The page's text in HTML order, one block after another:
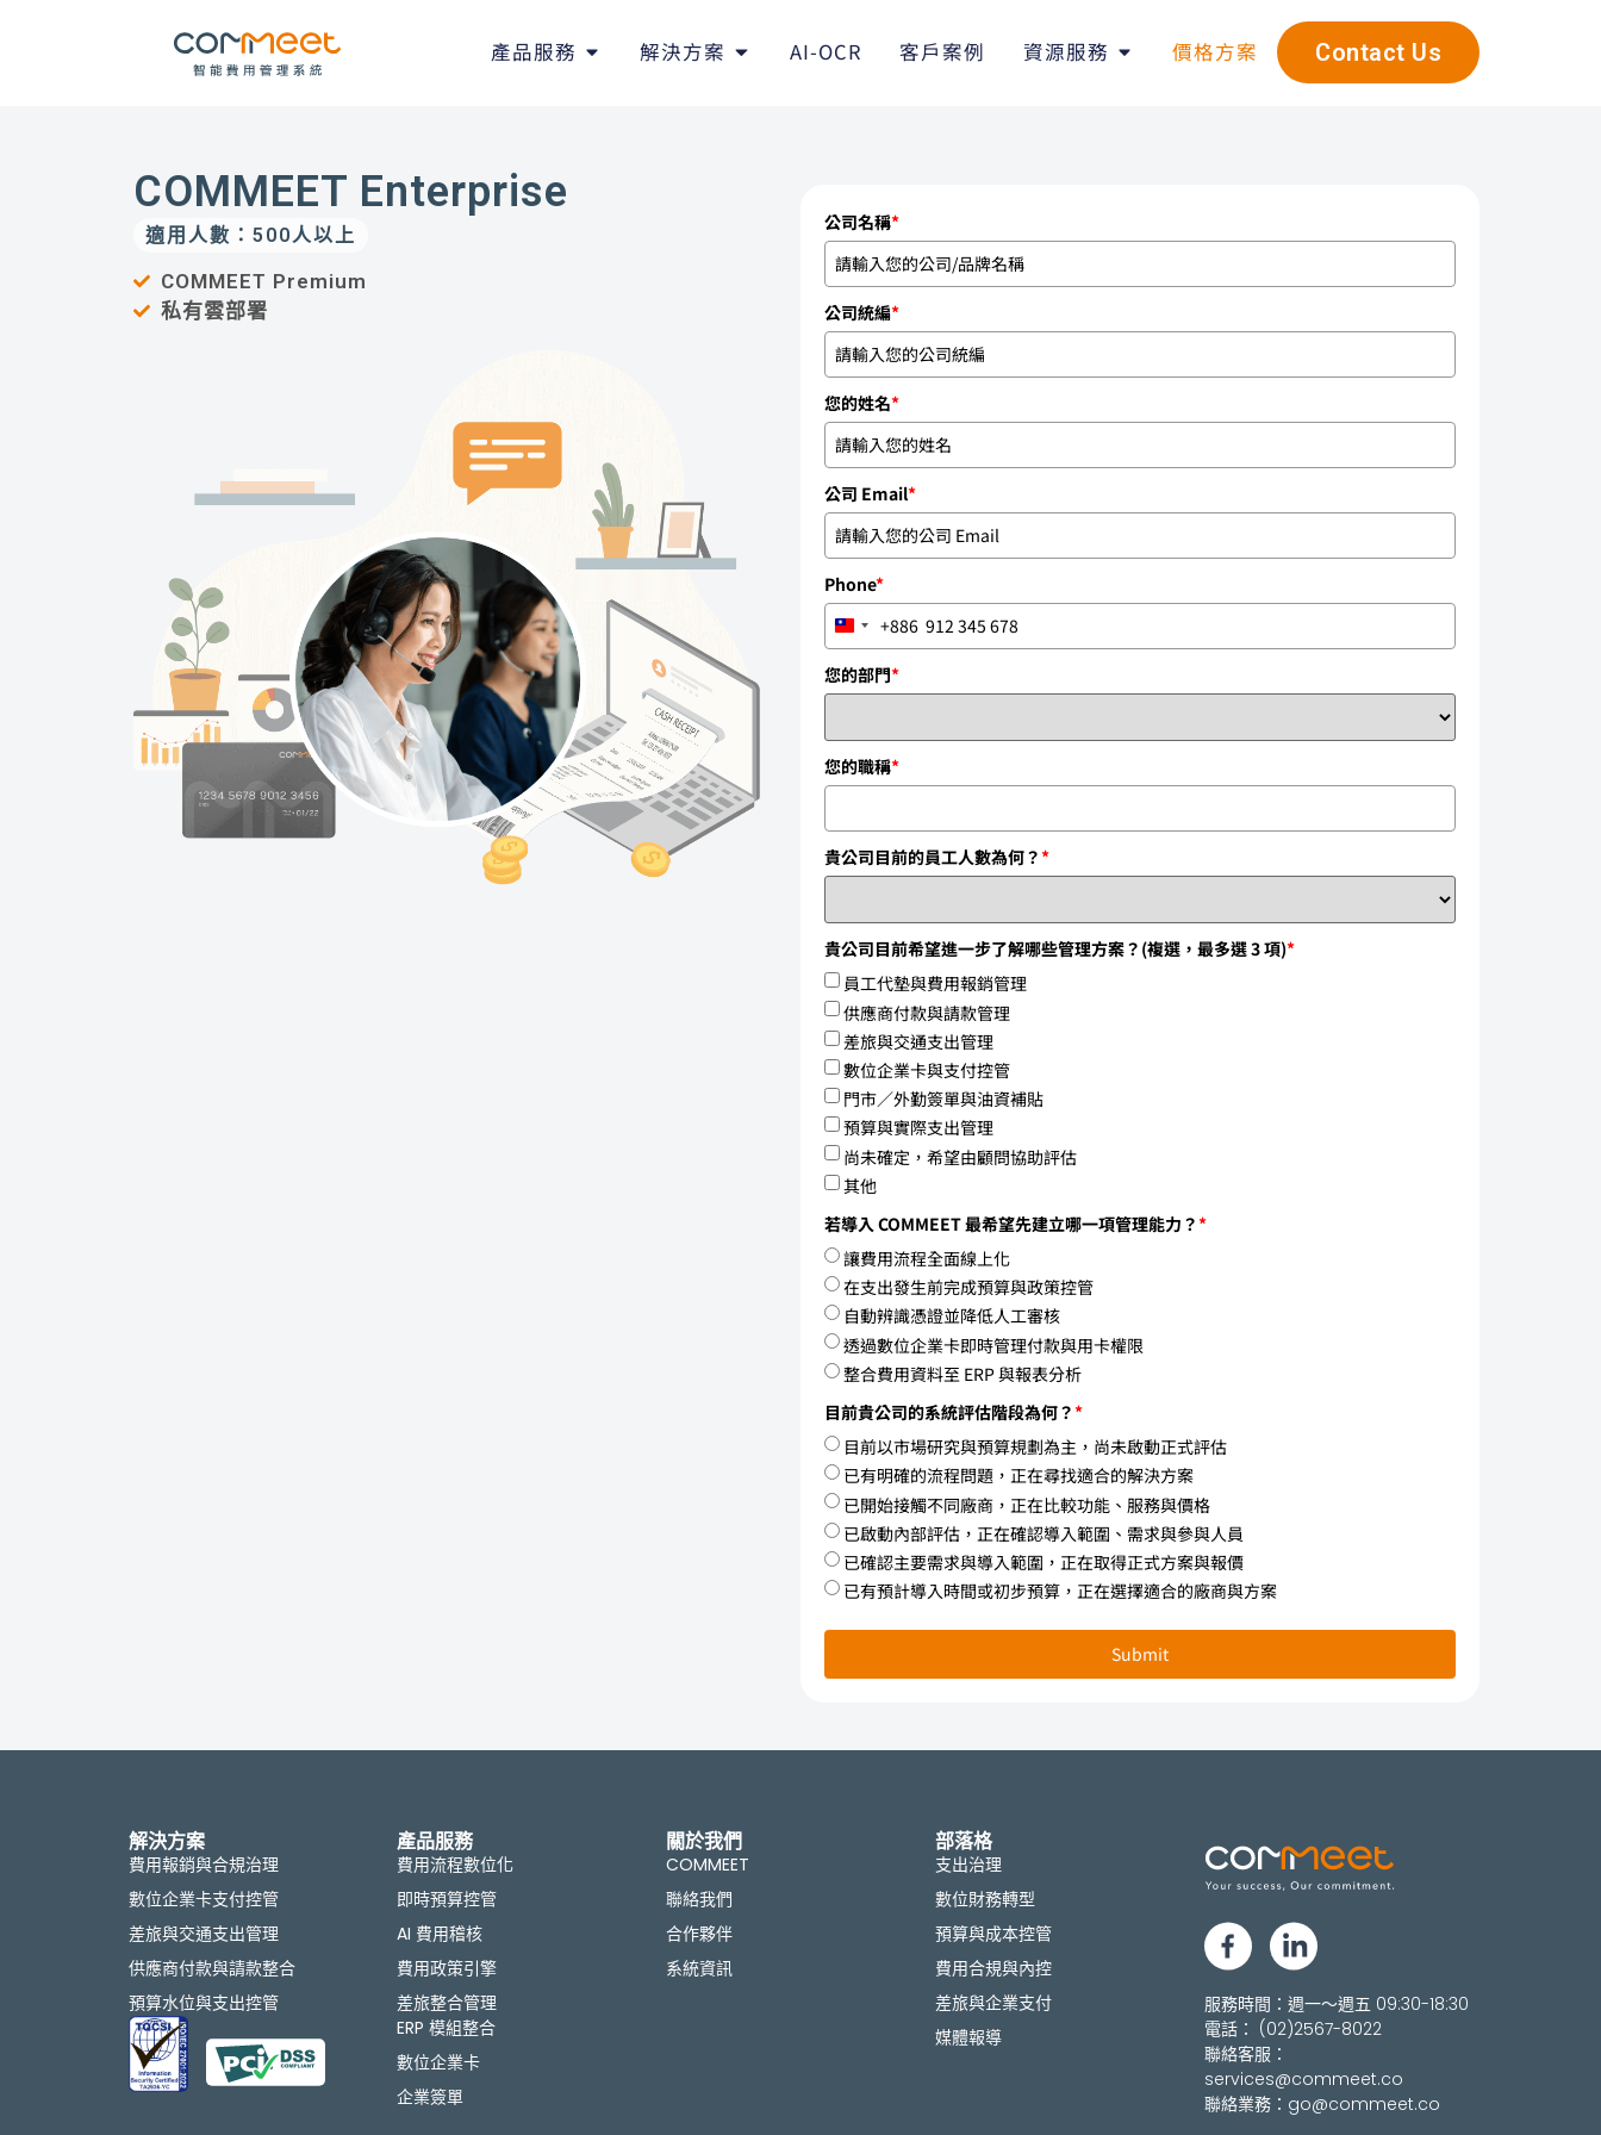
產品服務 解決方案 AI-OCR 客戶案例 資源服務 價格方案 Contact Us
COMMEET Enterprise
適用人數：500人以上
COMMEET Premium
私有雲部署
公司名稱*
公司統編*
您的姓名*
公司 Email*
Phone*
Taiwan +886
+886
您的部門*
您的職稱*
貴公司目前的員工人數為何？*
貴公司目前希望進一步了解哪些管理方案？(複選，最多選 3 項)*
員工代墊與費用報銷管理
供應商付款與請款管理
差旅與交通支出管理
數位企業卡與支付控管
門市／外勤簽單與油資補貼
預算與實際支出管理
尚未確定，希望由顧問協助評估
其他
若導入 COMMEET 最希望先建立哪一項管理能力？*
讓費用流程全面線上化
在支出發生前完成預算與政策控管
自動辨識憑證並降低人工審核
透過數位企業卡即時管理付款與用卡權限
整合費用資料至 ERP 與報表分析
目前貴公司的系統評估階段為何？*
目前以市場研究與預算規劃為主，尚未啟動正式評估
已有明確的流程問題，正在尋找適合的解決方案
已開始接觸不同廠商，正在比較功能、服務與價格
已啟動內部評估，正在確認導入範圍、需求與參與人員
已確認主要需求與導入範圍，正在取得正式方案與報價
已有預計導入時間或初步預算，正在選擇適合的廠商與方案
Submit
解決方案
費用報銷與合規治理
數位企業卡支付控管
差旅與交通支出管理
供應商付款與請款整合
預算水位與支出控管
產品服務
費用流程數位化
即時預算控管
AI 費用稽核
費用政策引擎
差旅整合管理
ERP 模組整合
數位企業卡
企業簽單
關於我們
COMMEET
聯絡我們
合作夥伴
系統資訊
部落格
支出治理
數位財務轉型
預算與成本控管
費用合規與內控
差旅與企業支付
媒體報導
服務時間：週一～週五 09:30-18:30
電話： (02)2567-8022
聯絡客服：
services@commeet.co
聯絡業務： go@commeet.co